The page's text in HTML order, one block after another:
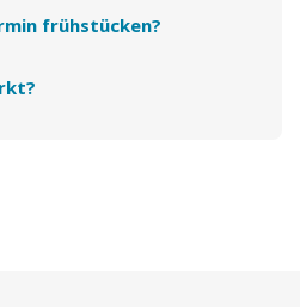
frühstücken?